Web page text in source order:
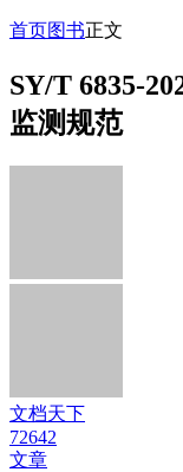
首页图书正文
SY/T 6835-
监测规范
文档天下
72642
文章